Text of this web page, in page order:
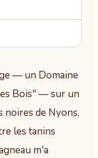
— un Domaine
Bois" — sur un
noires de Nyons,
les tanins
m'a